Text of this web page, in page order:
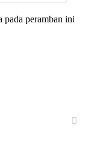
pada peramban ini